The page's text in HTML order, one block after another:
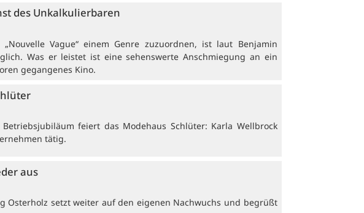
des Unkalkulierbaren
Vague“ einem Genre zuzuordnen, ist laut Benjamin
Was er leistet ist eine sehenswerte Anschmiegung an ein
gegangenes Kino.
feiert das Modehaus Schlüter: Karla Wellbrock
tätig.
aus
Osterholz setzt weiter auf den eigenen Nachwuchs und begrüßt